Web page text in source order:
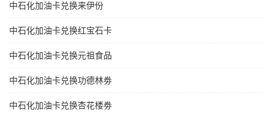
中石化加油卡兑换来伊份
中石化加油卡兑换红宝石卡
中石化加油卡兑换元祖食品
中石化加油卡兑换功德林劵
中石化加油卡兑换杏花楼劵